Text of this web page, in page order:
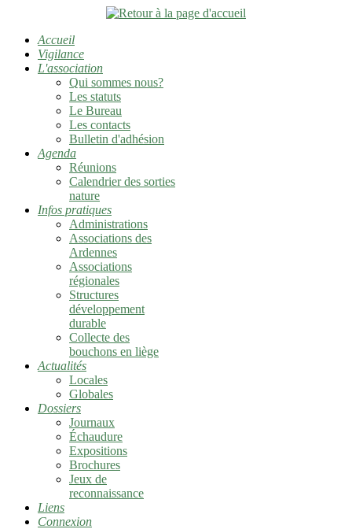
Accueil
Vigilance
L'association
Qui sommes nous?
Les statuts
Le Bureau
Les contacts
Bulletin d'adhésion
Agenda
Réunions
Calendrier des sorties
nature
Infos pratiques
Administrations
Associations des
Ardennes
Associations
régionales
Structures
développement
durable
Collecte des
bouchons en liège
Actualités
Locales
Globales
Dossiers
Journaux
Échaudure
Expositions
Brochures
Jeux de
reconnaissance
Liens
Connexion